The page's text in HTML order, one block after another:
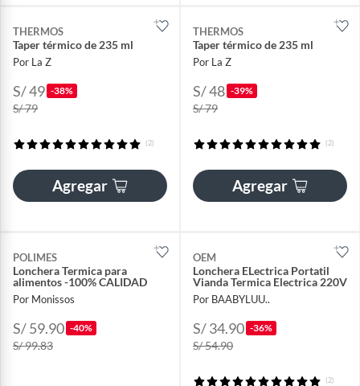
THERMOS
Taper térmico de 235 ml
Por La Z
S/ 49 -38%
S/ 79
(2)
Agregar
THERMOS
Taper térmico de 235 ml
Por La Z
S/ 48 -39%
S/ 79
(2)
Agregar
POLIMES
Lonchera Termica para
alimentos -100% CALIDAD
Por Monissos
S/ 59.90 -40%
S/ 99.83
OEM
Lonchera ELectrica Portatil
Vianda Termica Electrica 220V
Por BAABYLUU..
S/ 34.90 -36%
S/ 54.90
(2)